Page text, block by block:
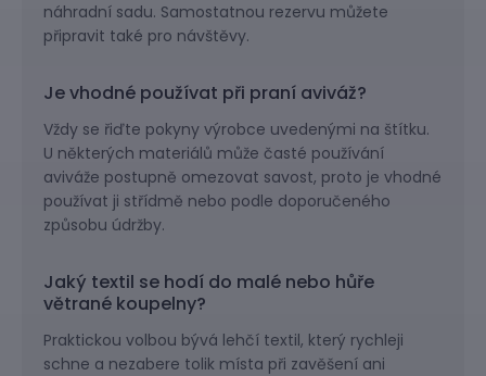
náhradní sadu. Samostatnou rezervu můžete
připravit také pro návštěvy.
Je vhodné používat při praní aviváž?
Vždy se řiďte pokyny výrobce uvedenými na štítku.
U některých materiálů může časté používání
aviváže postupně omezovat savost, proto je vhodné
používat ji střídmě nebo podle doporučeného
způsobu údržby.
Jaký textil se hodí do malé nebo hůře
větrané koupelny?
Praktickou volbou bývá lehčí textil, který rychleji
schne a nezabere tolik místa při zavěšení ani